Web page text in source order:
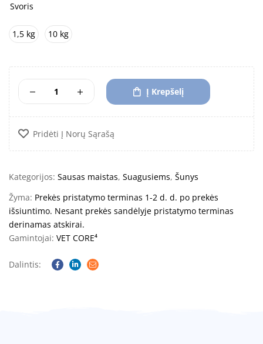
Svoris
1,5 kg 10 kg
Į Krepšelį
Pridėti Į Norų Sąrašą
Kategorijos: Sausas maistas, Suagusiems, Šunys
Žyma: Prekės pristatymo terminas 1-2 d. d. po prekės
išsiuntimo. Nesant prekės sandėlyje pristatymo terminas
derinamas atskirai.
Gamintojai: VET CORE⁴
Dalintis:
Facebook
Linkedin
Email